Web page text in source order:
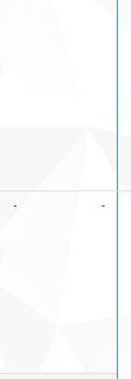
- -